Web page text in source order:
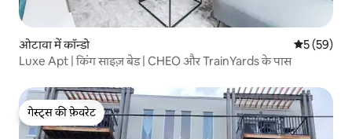
ओटावा में कॉन्डो औसत रेटिंग
5 (59)
Luxe Apt | किंग साइज़ बेड | CHEO और TrainYards के पास
गेस्ट्स की फ़ेवरेट
गेस्ट्स की फ़ेवरेट